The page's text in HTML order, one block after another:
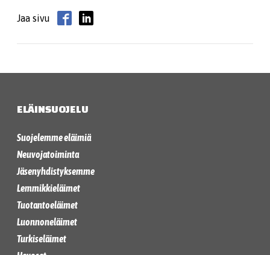
Jaa sivu
ELÄINSUOJELU
Suojelemme eläimiä
Neuvojatoiminta
Jäsenyhdistyksemme
Lemmikkieläimet
Tuotantoeläimet
Luonnoneläimet
Turkiseläimet